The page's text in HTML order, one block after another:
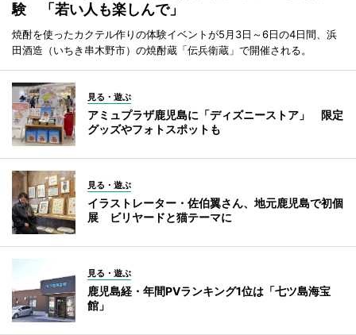
験 「若い人も楽しんで」
焼酎を使ったカクテル作りの体験イベントが5月3日～6日の4日間、浜
田酒造（いちき串木野市）の焼酎蔵「伝兵衛蔵」で開催される。
見る・遊ぶ
アミュプラザ鹿児島に「ディズニーストア」 限定
グッズやフォトスポットも
見る・遊ぶ
イラストレーター・佐伯翼さん、地元鹿児島で初個
展 ビリヤードと猫テーマに
見る・遊ぶ
鹿児島経・年間PVランキング1位は「七ツ島海宝
館」